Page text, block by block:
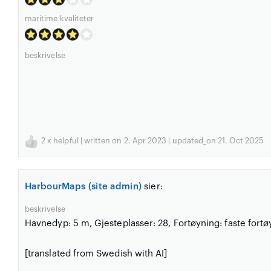
maritime kvaliteter
beskrivelse
2 x helpful | written on 2. Apr 2023 | updated_on 21. Oct 2025
HarbourMaps (site admin) sier:
beskrivelse
Havnedyp: 5 m, Gjesteplasser: 28, Fortøyning: faste
[translated from Swedish with AI]